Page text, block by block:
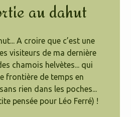
au dahut
A croire que c’est une
visiteurs de ma dernière
chamois helvètes... qui
frontière de temps en
rien dans les poches...
pensée pour Léo Ferré) !